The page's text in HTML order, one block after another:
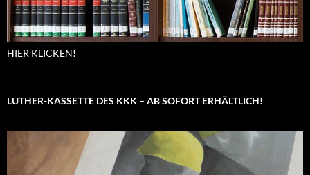
HIER KLICKEN!
LUTHER-KASSETTE DES KKK – AB SOFORT ERHÄLTLICH!